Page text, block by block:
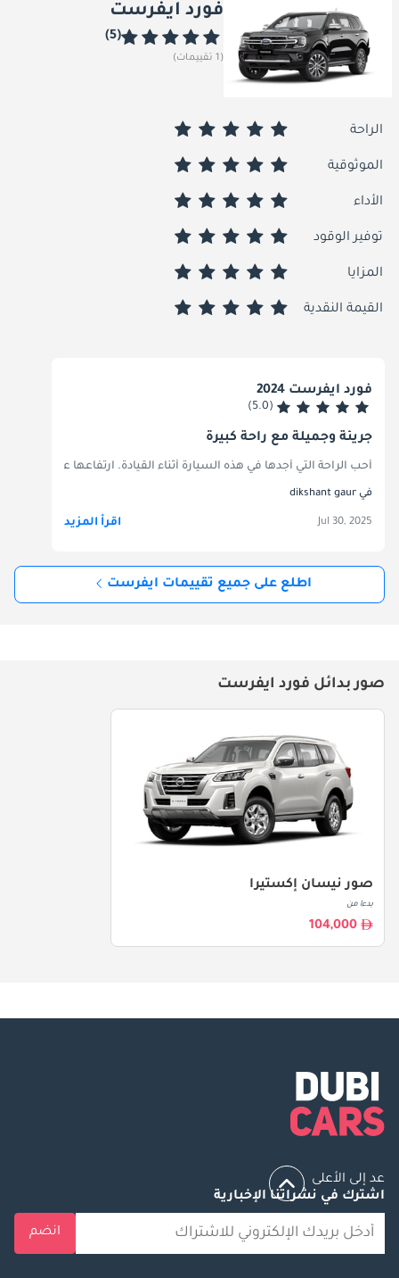
فورد ايفرست
(5)
(1 تقييمات)
الراحة
الموثوقية
الأداء
توفير الوقود
المزايا
القيمة النقدية
فورد ايفرست 2024
(5.0)
جريئة وجميلة مع راحة كبيرة
أحب الراحة التي أجدها في هذه السيارة أثناء القيادة. ارتفاعها عن
في dikshant gaur
Jul 30, 2025 اقرأ المزيد
اطلع على جميع تقييمات ايفرست
صور بدائل فورد ايفرست
صور نيسان إكستيرا
بدءا من
104,000
عد إلى الأعلى
اشترك في نشراتنا الإخبارية
انضم